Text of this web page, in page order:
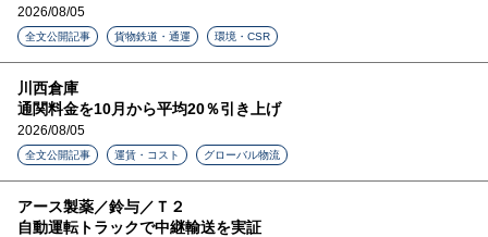
2026/08/05
全文公開記事 貨物鉄道・通運 環境・CSR
川西倉庫
通関料金を10月から平均20％引き上げ
2026/08/05
全文公開記事 運賃・コスト グローバル物流
アース製薬／鈴与／Ｔ２
自動運転トラックで中継輸送を実証